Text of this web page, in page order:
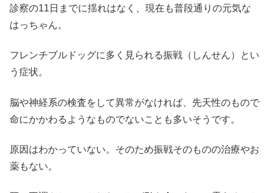
診察の11日までに揺れはなく、現在も普段通りの元気な
はっちゃん。
フレンチブルドッグに多く見られる振戦（しんせん）とい
う症状。
脳や神経系の検査をして異常がなければ、先天性のもので
命にかかわるようなものでないことも多いそうです。
原因はわかっていない。そのため振戦そのものの治療やお
薬もない。